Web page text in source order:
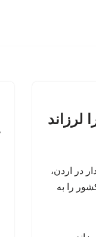
لرزاند
در اردن،
را به